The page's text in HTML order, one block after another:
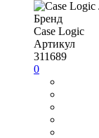
Бренд
Case Logic
Артикул
311689
0